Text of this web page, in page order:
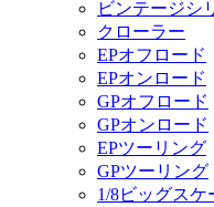
ビンテージシ
クローラー
EPオフロード
EPオンロード
GPオフロード
GPオンロード
EPツーリング
GPツーリング
1/8ビッグスケ